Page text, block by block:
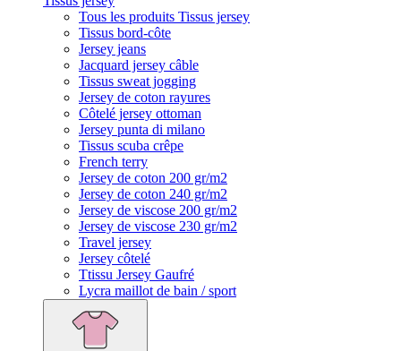
Tous les produits Tissus jersey
Tissus bord-côte
Jersey jeans
Jacquard jersey câble
Tissus sweat jogging
Jersey de coton rayures
Côtelé jersey ottoman
Jersey punta di milano
Tissus scuba crêpe
French terry
Jersey de coton 200 gr/m2
Jersey de coton 240 gr/m2
Jersey de viscose 200 gr/m2
Jersey de viscose 230 gr/m2
Travel jersey
Jersey côtelé
Ttissu Jersey Gaufré
Lycra maillot de bain / sport